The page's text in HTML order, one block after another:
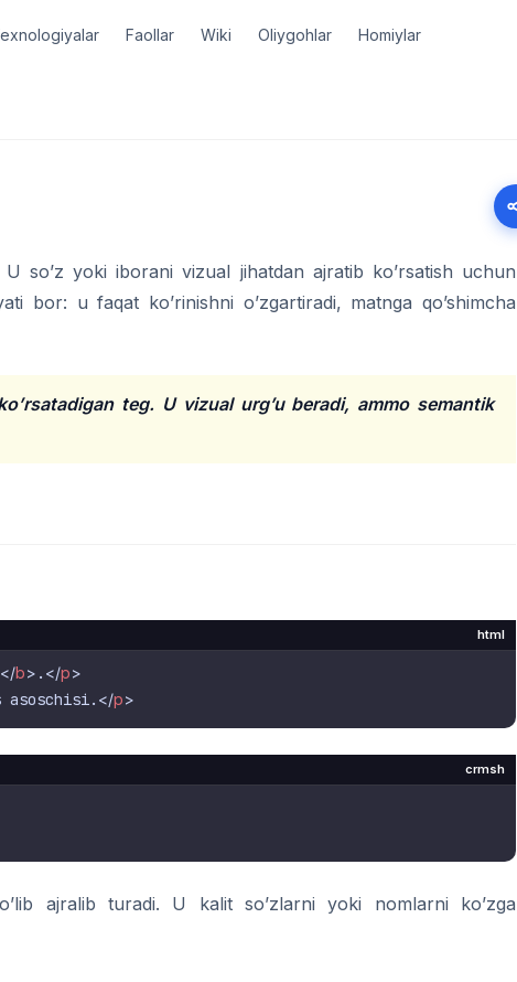
Faollar Wiki Oliygohlar Homiylar
so’z yoki iborani vizual jihatdan ajratib ko’rsatish uchun
bor: u faqat ko’rinishni o’zgartiradi, matnga qo’shimcha
teg. U vizual urg’u beradi, ammo semantik
html
</b> . </p>
asoschisi. </p>
crmsh
ajralib turadi. U kalit so’zlarni yoki nomlarni ko’zga